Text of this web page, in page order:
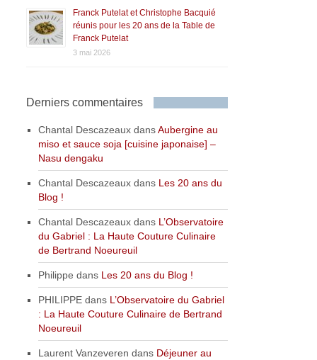
Franck Putelat et Christophe Bacquié
réunis pour les 20 ans de la Table de
Franck Putelat
3 mai 2026
Derniers commentaires
Chantal Descazeaux dansAubergine au
miso et sauce soja [cuisine japonaise] –
Nasu dengaku
Chantal Descazeaux dans Les 20 ans du
Blog !
Chantal Descazeaux dans L’Observatoire
du Gabriel : La Haute Couture Culinaire
de Bertrand Noeureuil
Philippe dans Les 20 ans du Blog !
PHILIPPE dans L’Observatoire du Gabriel
: La Haute Couture Culinaire de Bertrand
Noeureuil
Laurent Vanzeveren dans Déjeuner au